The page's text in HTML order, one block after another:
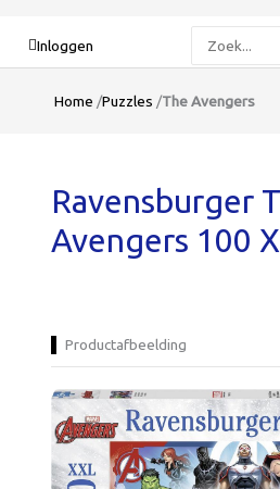
Inloggen
naar:
Home /Puzzles /The Avengers
Ravensburger
Avengers 100
Productafbeelding